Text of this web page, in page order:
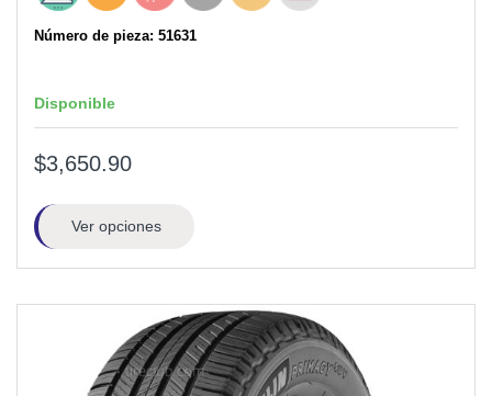
Número de pieza: 51631
Disponible
$3,650.90
Ver opciones